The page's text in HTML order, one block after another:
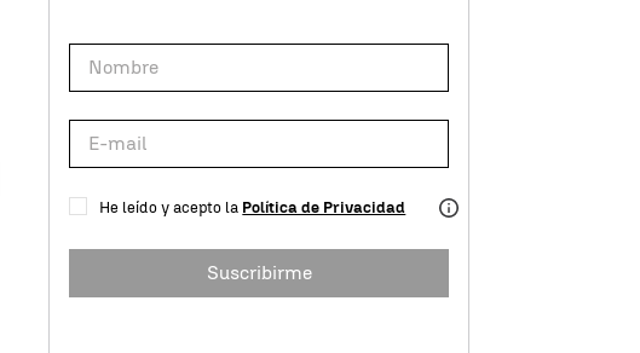
He leído y acepto la Política de Privacidad
Suscribirme